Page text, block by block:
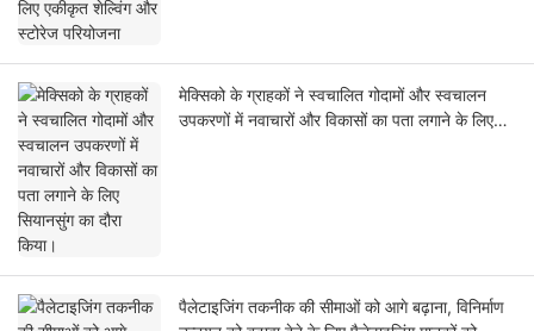
मेक्सिको के ग्राहकों ने स्वचालित गोदामों और स्वचालन
उपकरणों में नवाचारों और विकासों का पता लगाने के लिए
पैलेटाइजिंग तकनीक की सीमाओं को आगे बढ़ाना, विनिर्माण